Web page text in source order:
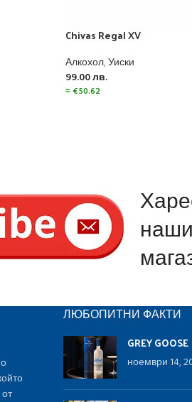
Chivas Regal XV
Алкохол,Уиски
99.00лв.
≈€50.62
ЛЮБОПИТНИ ФАКТИ
GREY GOOSE
ноември 14,